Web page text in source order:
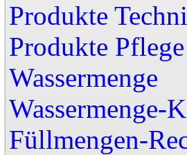
Produkte
Produkte Pflege
Wassermenge
Wassermenge-
Füllmengen-